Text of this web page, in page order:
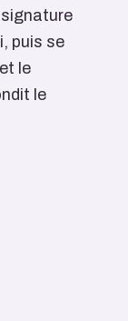
signature
puis se
le
le